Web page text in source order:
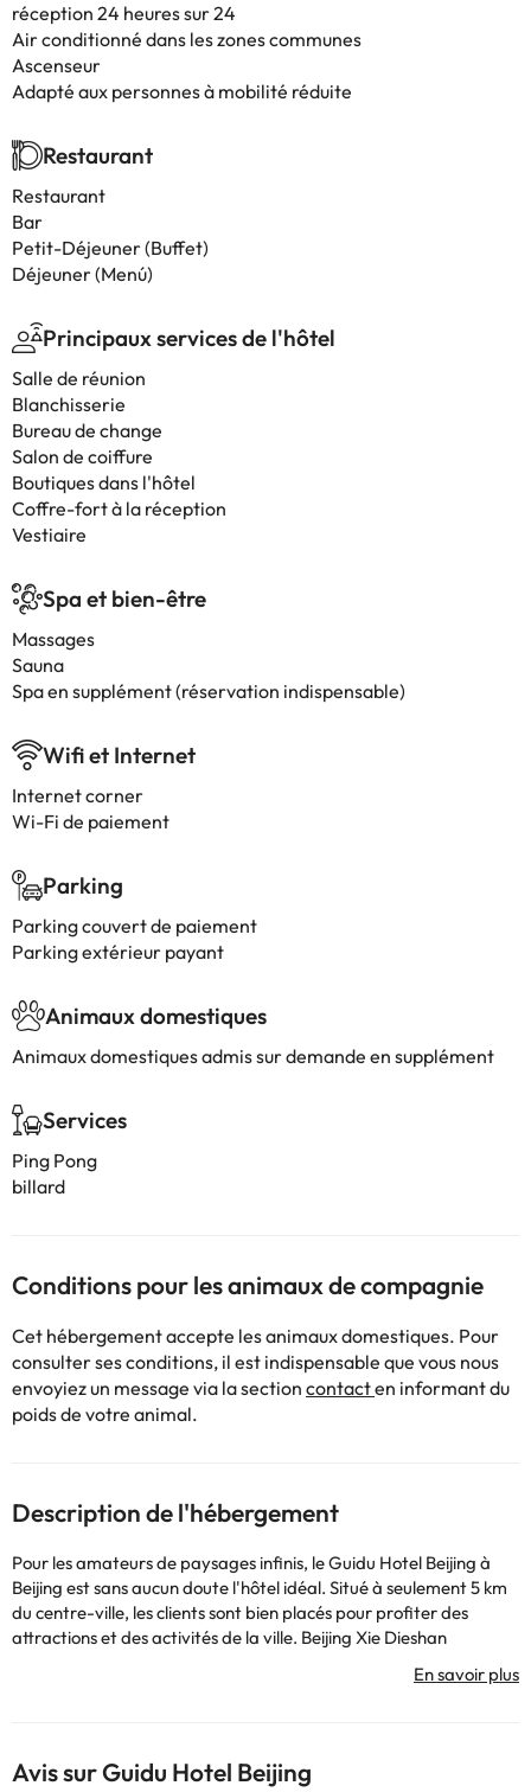
réception 24 heures sur 24
Air conditionné dans les zones communes
Ascenseur
Adapté aux personnes à mobilité réduite
Restaurant
Restaurant
Bar
Petit-Déjeuner (Buffet)
Déjeuner (Menú)
Principaux services de l'hôtel
Salle de réunion
Blanchisserie
Bureau de change
Salon de coiffure
Boutiques dans l'hôtel
Coffre-fort à la réception
Vestiaire
Spa et bien-être
Massages
Sauna
Spa en supplément (réservation indispensable)
Wifi et Internet
Internet corner
Wi-Fi de paiement
Parking
Parking couvert de paiement
Parking extérieur payant
Animaux domestiques
Animaux domestiques admis sur demande en supplément
Services
Ping Pong
billard
Conditions pour les animaux de compagnie
Cet hébergement accepte les animaux domestiques. Pour
consulter ses conditions, il est indispensable que vous nous
envoyiez un message via la section contacten informant du
poids de votre animal.
Description de l'hébergement
Pour les amateurs de paysages infinis, le Guidu Hotel Beijing à
Beijing est sans aucun doute l'hôtel idéal. Situé à seulement 5 km
du centre-ville, les clients sont bien placés pour profiter des
attractions et des activités de la ville. Beijing Xie Dieshan
Ancestral Hall, Landa Youxian Cattle and Sheep Butcher Shop,
Dazhong Electric Equipment Niujie ne sont que quelques-uns des
pour satisfaire les voyageurs. Les clients de l'hôtel peuvent
profiter de toutes les installations, telles que service en chambre
Avis sur Guidu Hotel Beijing